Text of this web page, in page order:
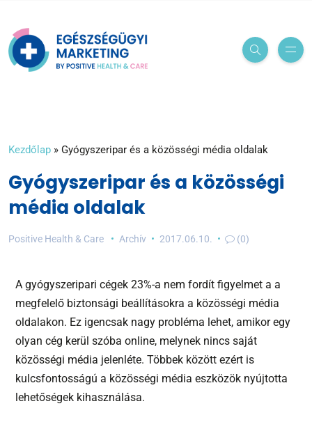
Kezdőlap » Gyógyszeripar és a közösségi média oldalak
Gyógyszeripar és a közösségi
média oldalak
Positive Health & Care Archív 2017.06.10. (0)
A gyógyszeripari cégek 23%-a nem fordít figyelmet a a
megfelelő biztonsági beállításokra a közösségi média
oldalakon. Ez igencsak nagy probléma lehet, amikor egy
olyan cég kerül szóba online, melynek nincs saját
közösségi média jelenléte. Többek között ezért is
kulcsfontosságú a közösségi média eszközök nyújtotta
lehetőségek kihasználása.